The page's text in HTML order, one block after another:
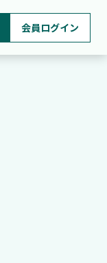
会員ログイン